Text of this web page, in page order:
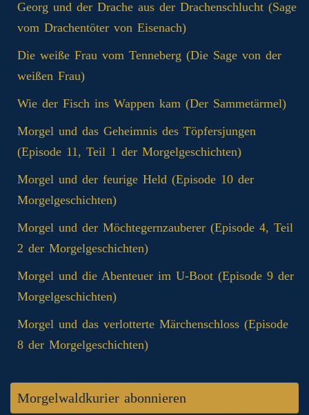
Georg und der Drache aus der Drachenschlucht (Sage
vom Drachentöter von Eisenach)
Die weiße Frau vom Tenneberg (Die Sage von der
weißen Frau)
Wie der Fisch ins Wappen kam (Der Sammetärmel)
Morgel und das Geheimnis des Töpfersjungen
(Episode 11, Teil 1 der Morgelgeschichten)
Morgel und der feurige Held (Episode 10 der
Morgelgeschichten)
Morgel und der Möchtegernzauberer (Episode 4, Teil
2 der Morgelgeschichten)
Morgel und die Abenteuer im U-Boot (Episode 9 der
Morgelgeschichten)
Morgel und das verlotterte Märchenschloss (Episode
8 der Morgelgeschichten)
Morgelwaldkurier abonnieren